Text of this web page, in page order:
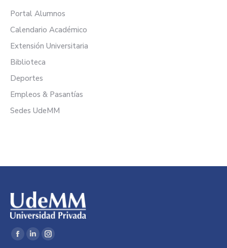
Portal Alumnos
Calendario Académico
Extensión Universitaria
Biblioteca
Deportes
Empleos & Pasantías
Sedes UdeMM
Encuéntranos en:
Facebook
LinkedinInstagram